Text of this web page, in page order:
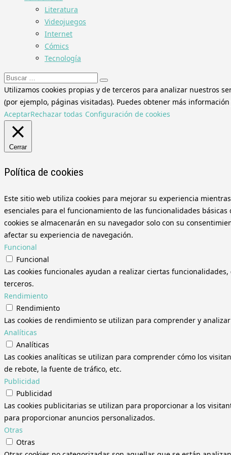
Literatura
Videojuegos
Internet
Cómics
Tecnología
Buscar:
Utilizamos cookies propias y de terceros para analizar nuestros
(por ejemplo, páginas visitadas). Puedes obtener más
AceptarRechazar todas Configuración de cookies
Cerrar
Política de cookies
Este sitio web utiliza cookies para mejorar su experiencia
esenciales para el funcionamiento de las funcionalidades
cookies se almacenarán en su navegador solo con su
afectar su experiencia de navegación.
Funcional
Funcional
Las cookies funcionales ayudan a realizar ciertas
terceros.
Rendimiento
Rendimiento
Las cookies de rendimiento se utilizan para comprender y
Analíticas
Analíticas
Las cookies analíticas se utilizan para comprender cómo los
de rebote, la fuente de tráfico, etc.
Publicidad
Publicidad
Las cookies publicitarias se utilizan para proporcionar a los
para proporcionar anuncios personalizados.
Otras
Otras